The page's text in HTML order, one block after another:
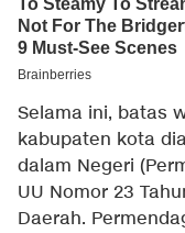
Selama ini, batas
kabupaten kota
dalam Negeri
UU Nomor 23
Daerah.